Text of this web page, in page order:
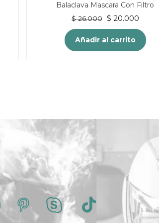
Balaclava Mascara Con Filtro
$26.000
El
precio
original
era:
$ 20.000El
precio
actual
es:
Añadir al carrito